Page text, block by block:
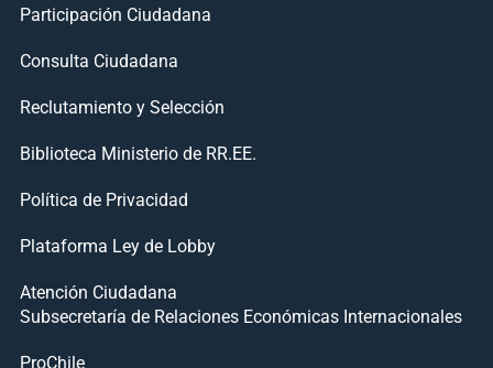
Participación Ciudadana
Consulta Ciudadana
Reclutamiento y Selección
Biblioteca Ministerio de RR.EE.
Política de Privacidad
Plataforma Ley de Lobby
Atención Ciudadana
Subsecretaría de Relaciones Económicas Internacionales
ProChile